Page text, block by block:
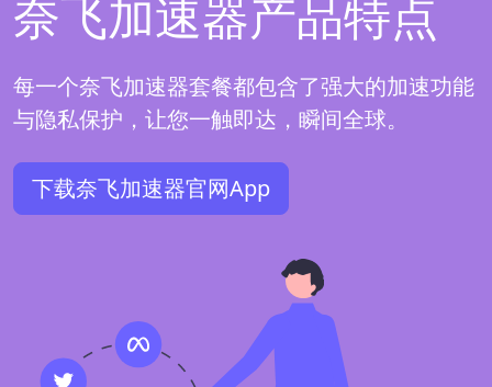
奈飞加速器产品特点
每一个奈飞加速器套餐都包含了强大的加速功能
与隐私保护，让您一触即达，瞬间全球。
下载奈飞加速器官网App